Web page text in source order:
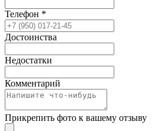
Телефон *
Достоинства
Недостатки
Комментарий
Прикрепить фото к вашему отзыву